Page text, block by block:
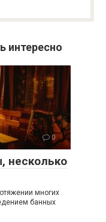
интересно
0
несколько
многих
банных